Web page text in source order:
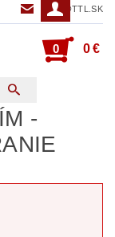
TTL@TTL.SK
0 0 €
-